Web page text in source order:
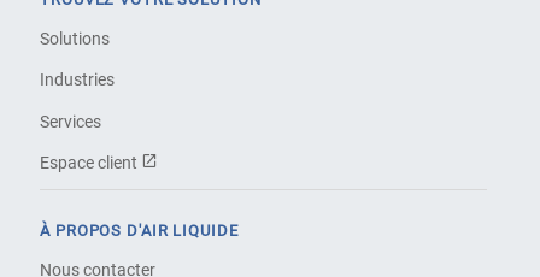
Solutions
Industries
Services
Espace client
À PROPOS D'AIR LIQUIDE
Nous contacter